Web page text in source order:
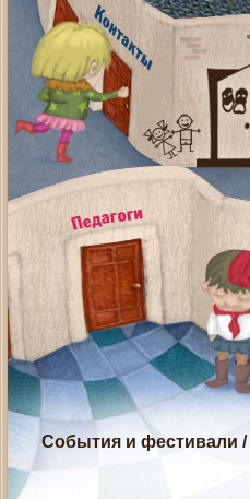
События и фестивали /